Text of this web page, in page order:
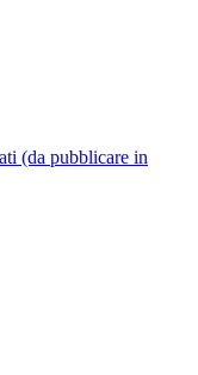
(da pubblicare in